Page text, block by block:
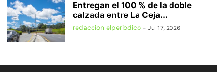
Entregan el 100 % de la doble
calzada entre La Ceja...
redaccion elperiodico - Jul 17, 2026